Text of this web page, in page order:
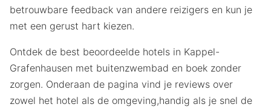
betrouwbare feedback van andere reizigers en kun je
met een gerust hart kiezen.
Ontdek de best beoordeelde hotels in Kappel-
Grafenhausen met buitenzwembad en boek zonder
zorgen. Onderaan de pagina vind je reviews over
zowel het hotel als de omgeving,handig als je snel de